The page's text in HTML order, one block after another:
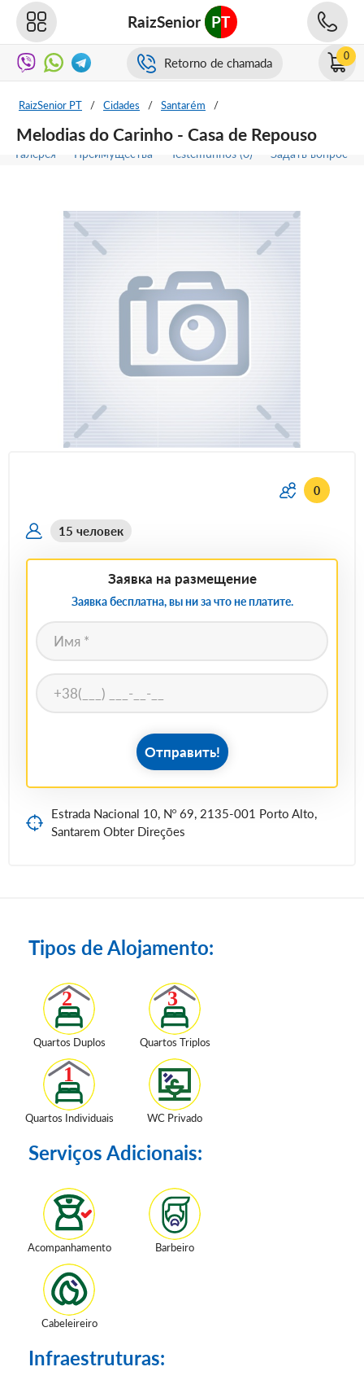
RaizSenior PT
Retorno de chamada 0
RaizSenior PT / Cidades / Santarém /
Melodias do Carinho - Casa de Repouso
Галерея Преимущества Testemunhos (0) Задать вопрос
0
15 человек
Заявка на размещение
Заявка бесплатна, вы ни за что не платите.
Отправить!
Estrada Nacional 10, Nº 69, 2135-001 Porto Alto,
Santarem Obter Direções
Tipos de Alojamento:
Quartos Duplos Quartos Triplos
Quartos Individuais WC Privado
Serviços Adicionais:
Acompanhamento Barbeiro
Cabeleireiro
Infraestruturas: